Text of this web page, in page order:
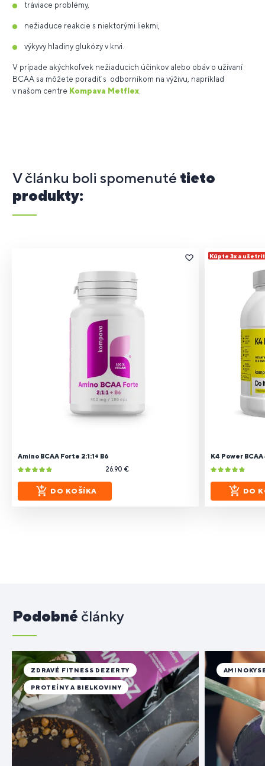
tráviace problémy,
nežiaduce reakcie s niektorými liekmi,
výkyvy hladiny glukózy v krvi.
V prípade akýchkoľvek nežiaducich účinkov alebo obáv o užívaní
BCAA sa môžete poradiť s odborníkom na výživu, napríklad
v našom centre Kompava Metflex.
V článku boli spomenuté tieto
produkty:
Amino BCAA Forte 2:1:1+ B6
26.90 €
DO KOŠÍKA
Kúpte 3x a
K4 Power
DO
Podobné články
ZDRAVÉ FITNESS DEZERTY
PROTEÍNY A BIELKOVINY